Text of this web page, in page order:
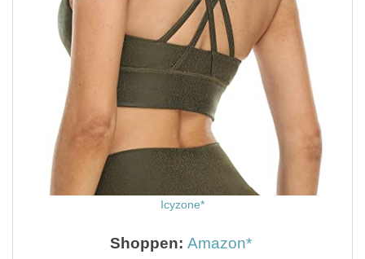
Icyzone
Shoppen: Amazon